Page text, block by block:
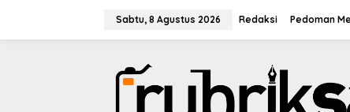
Sabtu, 8 Agustus 2026 Redaksi Pedoman